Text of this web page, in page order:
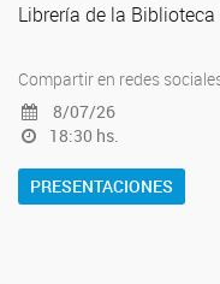
Librería de la
Compartir en redes
8/07/26
18:30 hs.
PRESENTACIONES